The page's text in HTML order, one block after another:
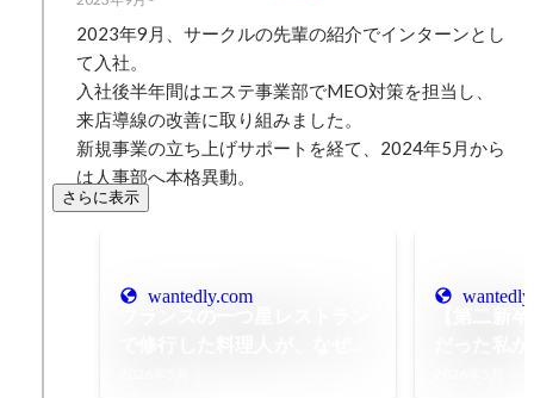
2023年9月、サークルの先輩の紹介でインターンとし
て入社。
入社後半年間はエステ事業部でMEO対策を担当し、
来店導線の改善に取り組みました。
新規事業の立ち上げサポートを経て、2024年5月から
は人事部へ本格異動。
さらに表示
wantedly.com